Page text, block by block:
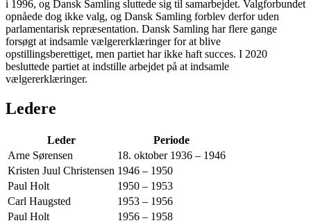
i 1996, og Dansk Samling sluttede sig til samarbejdet. Valgforbundet
opnåede dog ikke valg, og Dansk Samling forblev derfor uden
parlamentarisk repræsentation. Dansk Samling har flere gange
forsøgt at indsamle vælgererklæringer for at blive
opstillingsberettiget, men partiet har ikke haft succes. I 2020
besluttede partiet at indstille arbejdet på at indsamle
vælgererklæringer.
Ledere
Leder
Periode
Arne Sørensen
18. oktober 1936 – 1946
Kristen Juul Christensen 1946 – 1950
Paul Holt
1950 – 1953
Carl Haugsted
1953 – 1956
Paul Holt
1956 – 1958